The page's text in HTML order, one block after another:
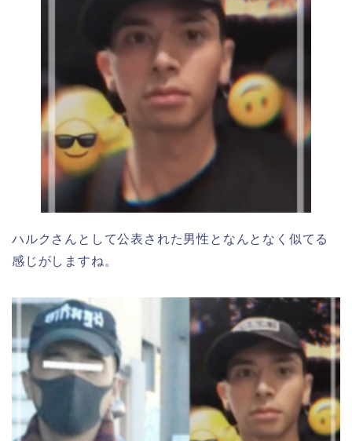
ハルクさんとして公表された男性となんとなく似てる
感じがしますね。